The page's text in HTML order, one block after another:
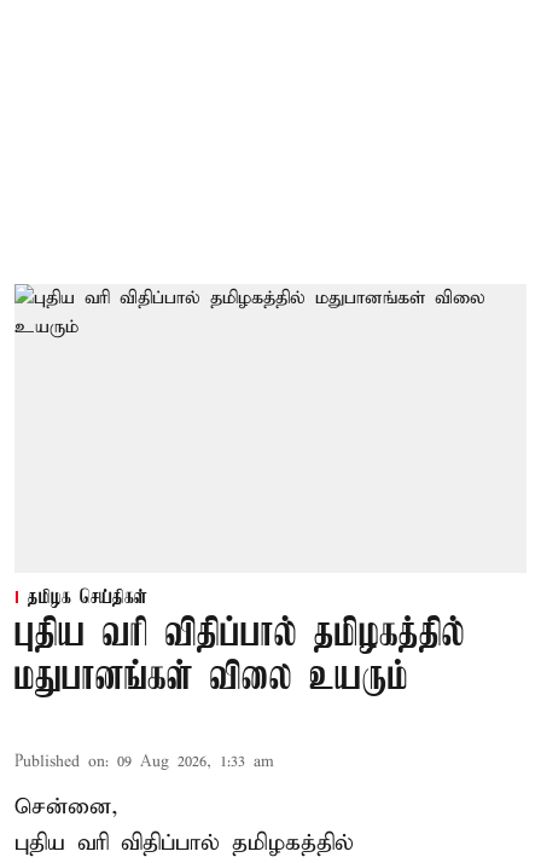
தமிழக செய்திகள்
புதிய வரி விதிப்பால் தமிழகத்தில்
மதுபானங்கள் விலை உயரும்
Published on: 09 Aug 2026, 1:33 am
சென்னை,
புதிய வரி விதிப்பால் தமிழகத்தில்